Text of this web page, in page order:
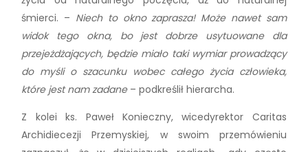
śmierci. – Niech to okno zaprasza! Może nawet sam
widok tego okna, bo jest dobrze usytuowane dla
przejeżdżających, będzie miało taki wymiar prowadzący
do myśli o szacunku wobec całego życia człowieka,
które jest nam zadane– podkreślił hierarcha.
Z kolei ks. Paweł Konieczny, wicedyrektor Caritas
Archidiecezji Przemyskiej, w swoim przemówieniu